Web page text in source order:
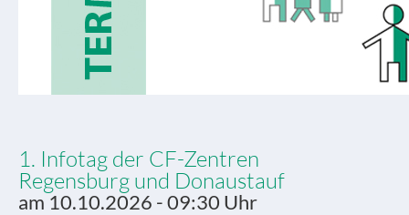
1. Infotag der CF-Zentren
Regensburg und Donaustauf
am 10.10.2026 - 09:30 Uhr